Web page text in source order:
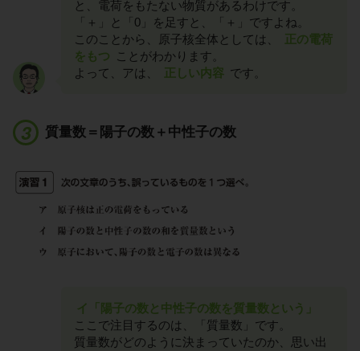
と、電荷をもたない物質があるわけです。
「＋」と「0」を足すと、「＋」ですよね。
このことから、原子核全体としては、
正の電荷
をもつ
ことがわかります。
よって、アは、
正しい内容 です。
質量数＝陽子の数＋中性子の数
イ「陽子の数と中性子の数を質量数という」
ここで注目するのは、「質量数」です。
質量数がどのように決まっていたのか、思い出